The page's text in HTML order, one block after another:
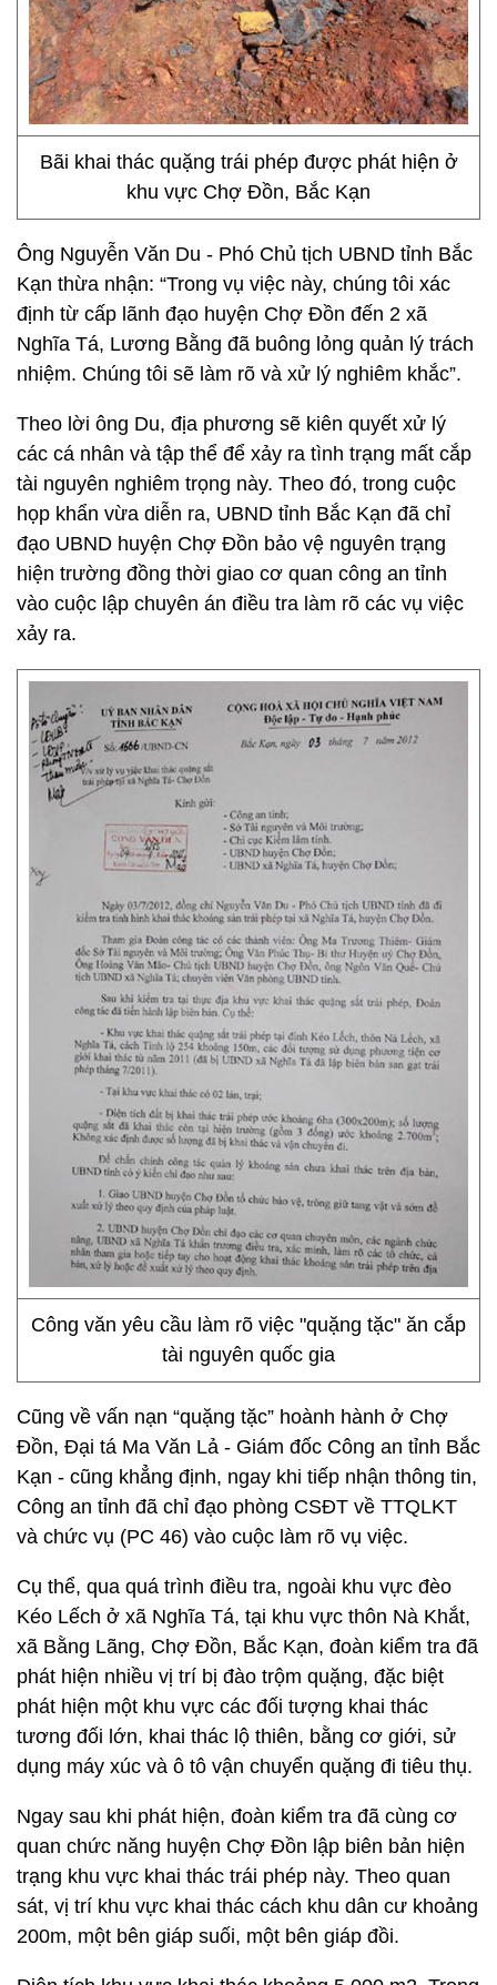
Bãi khai thác quặng trái phép được phát hiện ở
khu vực Chợ Đồn, Bắc Kạn
Ông Nguyễn Văn Du - Phó Chủ tịch UBND tỉnh Bắc
Kạn thừa nhận: “Trong vụ việc này, chúng tôi xác
định từ cấp lãnh đạo huyện Chợ Đồn đến 2 xã
Nghĩa Tá, Lương Bằng đã buông lỏng quản lý trách
nhiệm. Chúng tôi sẽ làm rõ và xử lý nghiêm khắc”.
Theo lời ông Du, địa phương sẽ kiên quyết xử lý
các cá nhân và tập thể để xảy ra tình trạng mất cắp
tài nguyên nghiêm trọng này. Theo đó, trong cuộc
họp khẩn vừa diễn ra, UBND tỉnh Bắc Kạn đã chỉ
đạo UBND huyện Chợ Đồn bảo vệ nguyên trạng
hiện trường đồng thời giao cơ quan công an tỉnh
vào cuộc lập chuyên án điều tra làm rõ các vụ việc
xảy ra.
Công văn yêu cầu làm rõ việc "quặng tặc" ăn cắp
tài nguyên quốc gia
Cũng về vấn nạn “quặng tặc” hoành hành ở Chợ
Đồn, Đại tá Ma Văn Lả - Giám đốc Công an tỉnh Bắc
Kạn - cũng khẳng định, ngay khi tiếp nhận thông tin,
Công an tỉnh đã chỉ đạo phòng CSĐT về TTQLKT
và chức vụ (PC 46) vào cuộc làm rõ vụ việc.
Cụ thể, qua quá trình điều tra, ngoài khu vực đèo
Kéo Lếch ở xã Nghĩa Tá, tại khu vực thôn Nà Khắt,
xã Bằng Lãng, Chợ Đồn, Bắc Kạn, đoàn kiểm tra đã
phát hiện nhiều vị trí bị đào trộm quặng, đặc biệt
phát hiện một khu vực các đối tượng khai thác
tương đối lớn, khai thác lộ thiên, bằng cơ giới, sử
dụng máy xúc và ô tô vận chuyển quặng đi tiêu thụ.
Ngay sau khi phát hiện, đoàn kiểm tra đã cùng cơ
quan chức năng huyện Chợ Đồn lập biên bản hiện
trạng khu vực khai thác trái phép này. Theo quan
sát, vị trí khu vực khai thác cách khu dân cư khoảng
200m, một bên giáp suối, một bên giáp đồi.